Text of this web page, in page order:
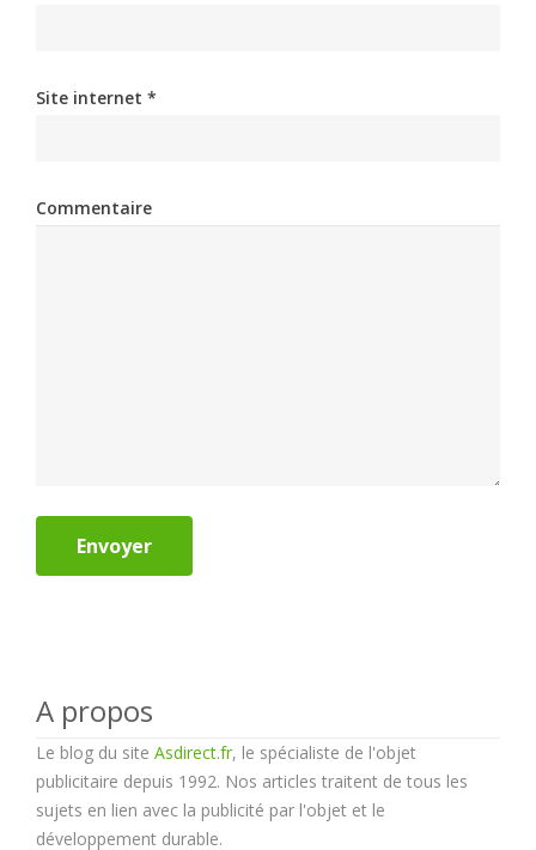
Site internet *
Commentaire
Envoyer
A propos
Le blog du site Asdirect.fr, le spécialiste de l'objet
publicitaire depuis 1992. Nos articles traitent de tous les
sujets en lien avec la publicité par l'objet et le
développement durable.